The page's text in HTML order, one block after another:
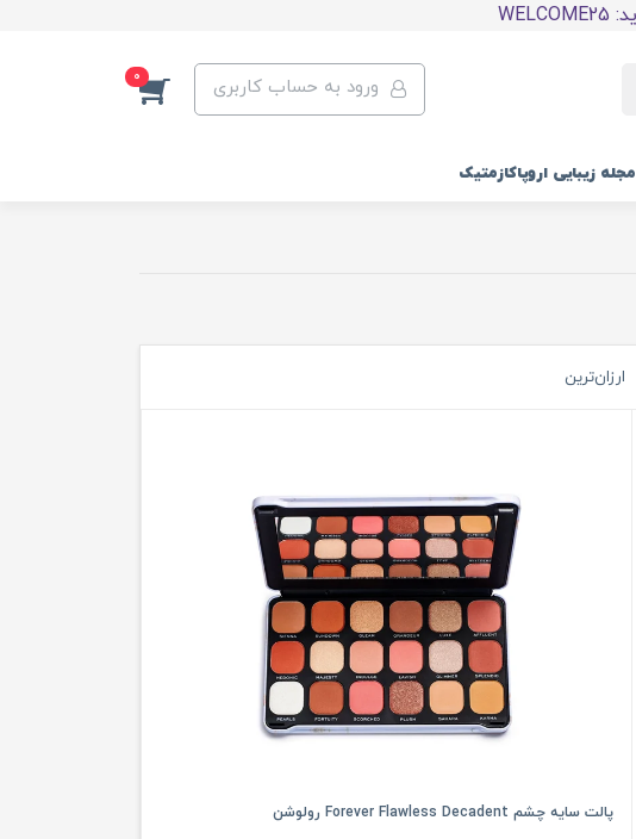
ورود به حساب کاربری 0
مجله زیبایی اروپاکازمتیک
ارزان‌ترین
پالت سایه چشم Forever Flawless Decadent رولوشن